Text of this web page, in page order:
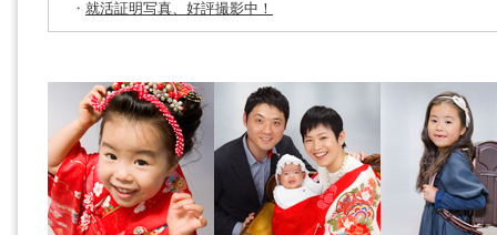
・ 就活証明写真、好評撮影中！